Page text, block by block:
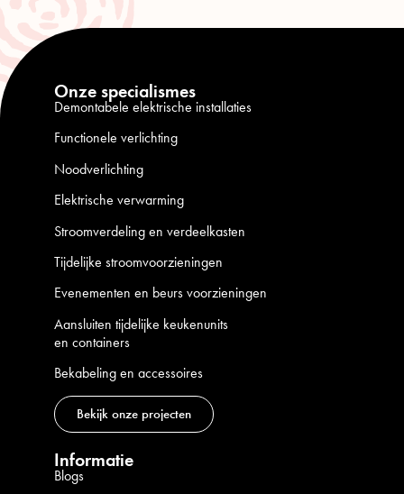
Onze specialismes
Demontabele elektrische installaties
Functionele verlichting
Noodverlichting
Elektrische verwarming
Stroomverdeling en verdeelkasten
Tijdelijke stroomvoorzieningen
Evenementen en beurs voorzieningen
Aansluiten tijdelijke keukenunits
en containers
Bekabeling en accessoires
Bekijk onze projecten
Informatie
Blogs